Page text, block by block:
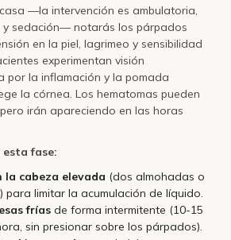
—la intervención es ambulatoria,
y sedación— notarás los párpados
en la piel, lagrimeo y sensibilidad
experimentan visión
por la inflamación y la pomada
la córnea. Los hematomas pueden
irán apareciendo en las horas
esta fase:
la cabeza elevada (dos almohadas o
para limitar la acumulación de líquido.
frías de forma intermitente (10-15
sin presionar sobre los párpados).